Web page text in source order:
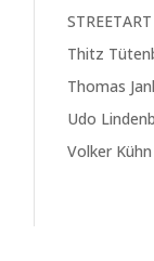
STREETART
Thitz
Thomas
Udo
Volker Kühn